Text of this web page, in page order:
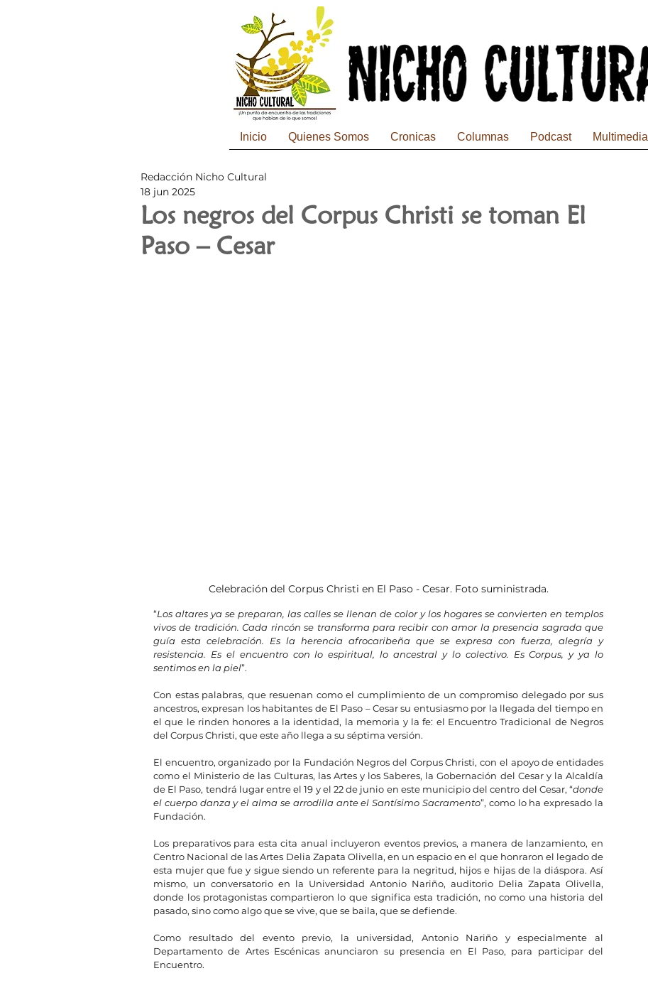
Inicio Quienes Somos Cronicas Columnas Podcast Multimedia
Los negros del Corpus Christi se toman El
Paso – Cesar
Redacción Nicho Cultural
18 jun 2025
Celebración del Corpus Christi en El Paso - Cesar. Foto suministrada.
“Los altares ya se preparan, las calles se llenan de color y los hogares se convierten en templos
vivos de tradición. Cada rincón se transforma para recibir con amor la presencia sagrada que
guía esta celebración. Es la herencia afrocaribeña que se expresa con fuerza, alegría y
resistencia. Es el encuentro con lo espiritual, lo ancestral y lo colectivo. Es Corpus, y ya lo
sentimos en la piel”.
Con estas palabras, que resuenan como el cumplimiento de un compromiso delegado por sus
ancestros, expresan los habitantes de El Paso – Cesar su entusiasmo por la llegada del tiempo en
el que le rinden honores a la identidad, la memoria y la fe: el Encuentro Tradicional de Negros
del Corpus Christi, que este año llega a su séptima versión.
El encuentro, organizado por la Fundación Negros del Corpus Christi, con el apoyo de entidades
como el Ministerio de las Culturas, las Artes y los Saberes, la Gobernación del Cesar y la Alcaldía
de El Paso, tendrá lugar entre el 19 y el 22 de junio en este municipio del centro del Cesar, “donde
el cuerpo danza y el alma se arrodilla ante el Santísimo Sacramento”, como lo ha expresado la
Fundación.
Los preparativos para esta cita anual incluyeron eventos previos, a manera de lanzamiento, en
Centro Nacional de las Artes Delia Zapata Olivella, en un espacio en el que honraron el legado de
esta mujer que fue y sigue siendo un referente para la negritud, hijos e hijas de la diáspora. Así
mismo, un conversatorio en la Universidad Antonio Nariño, auditorio Delia Zapata Olivella,
donde los protagonistas compartieron lo que significa esta tradición, no como una historia del
pasado, sino como algo que se vive, que se baila, que se defiende.
Como resultado del evento previo, la universidad, Antonio Nariño y especialmente al
Departamento de Artes Escénicas anunciaron su presencia en El Paso, para participar del
Encuentro.